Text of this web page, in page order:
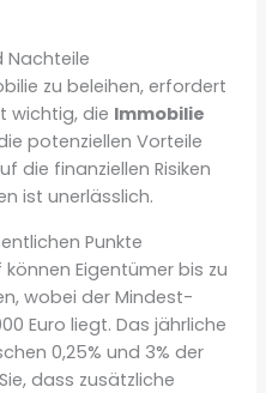
Nachteile
zu beleihen, erfordert
wichtig, die Immobilie
potenziellen Vorteile
die finanziellen Risiken
ist unerlässlich.
Punkte
Eigentümer bis zu
wobei der Mindest-
Euro liegt. Das jährliche
0,25% und 3% der
dass zusätzliche